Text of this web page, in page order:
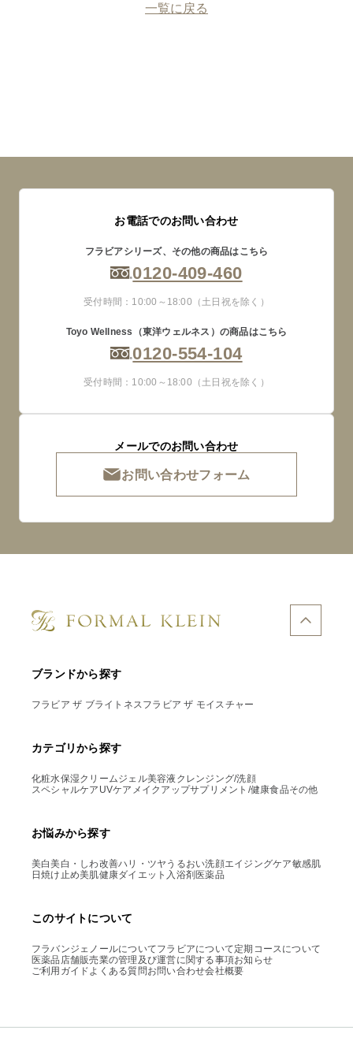
一覧に戻る
お電話でのお問い合わせ
フラビアシリーズ、その他の商品はこちら
0120-409-460
受付時間：10:00～18:00（土日祝を除く）
Toyo Wellness（東洋ウェルネス）の商品はこちら
0120-554-104
受付時間：10:00～18:00（土日祝を除く）
メールでのお問い合わせ
お問い合わせフォーム
ブランドから探す
フラビア ザ ブライトネスフラビア ザ モイスチャー
カテゴリから探す
化粧水保湿クリームジェル美容液 クレンジング/洗顔
スペシャルケア UVケア メイクアップサプリメント/健康食品その他
お悩みから探す
美白美白・しわ改善ハリ・ツヤ うるおい洗顔エイジングケア敏感肌
日焼け止め美肌健康ダイエット 入浴剤 医薬品
このサイトについて
フラバンジェノールについてフラビアについて定期コースについて
医薬品店舗販売業の管理及び運営に関する事項お知らせ
ご利用ガイドよくある質問お問い合わせ会社概要